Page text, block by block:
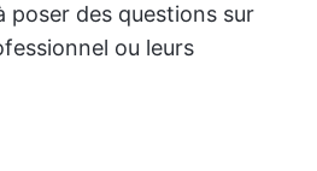
poser des questions sur
ou leurs